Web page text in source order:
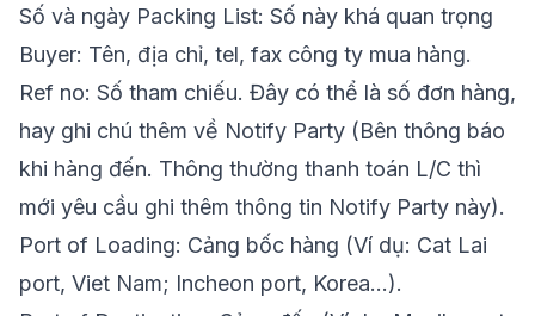
Số và ngày Packing List: Số này khá quan trọng
Buyer: Tên, địa chỉ, tel, fax công ty mua hàng.
Ref no: Số tham chiếu. Đây có thể là số đơn hàng,
hay ghi chú thêm về Notify Party (Bên thông báo
khi hàng đến. Thông thường thanh toán L/C thì
mới yêu cầu ghi thêm thông tin Notify Party này).
Port of Loading: Cảng bốc hàng (Ví dụ: Cat Lai
port, Viet Nam; Incheon port, Korea…).